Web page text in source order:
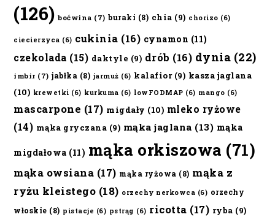
(126) boćwina (7) buraki (8) chia (9) chorizo (6)
ciecierzyca (6) cukinia (16) cynamon (11)
czekolada (15) daktyle (9) drób (16) dynia (22)
imbir (7) jabłka (8) jarmuż (6) kalafior(9) kasza jaglana
(10) krewetki (6) kurkuma (6) lowFODMAP (6) mango (6)
mascarpone (17) migdały (10) mleko ryżowe
(14) mąka gryczana (9) mąka jaglana (13) mąka
migdałowa (11) mąka orkiszowa (71)
mąka owsiana (17) mąka ryżowa (8) mąka z
ryżu kleistego (18) orzechy nerkowca (6) orzechy
włoskie (8) pistacje (6) pstrąg (6) ricotta (17) ryba (9)